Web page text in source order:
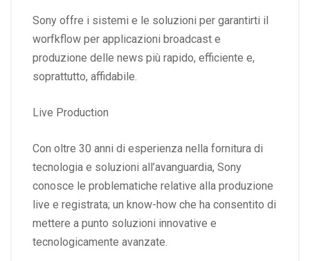
Sony offre i sistemi e le soluzioni per garantirti il
worfkflow per applicazioni broadcast e
produzione delle news più rapido, efficiente e,
soprattutto, affidabile.
Live Production
Con oltre 30 anni di esperienza nella fornitura di
tecnologia e soluzioni all’avanguardia, Sony
conosce le problematiche relative alla produzione
live e registrata; un know-how che ha consentito di
mettere a punto soluzioni innovative e
tecnologicamente avanzate.